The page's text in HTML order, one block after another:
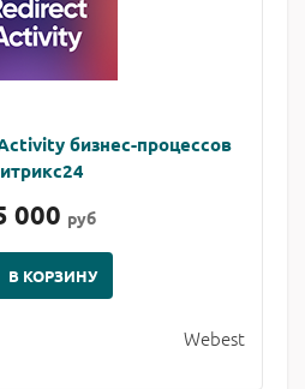
бизнес-процессов
000 руб
В КОРЗИНУ
Webest